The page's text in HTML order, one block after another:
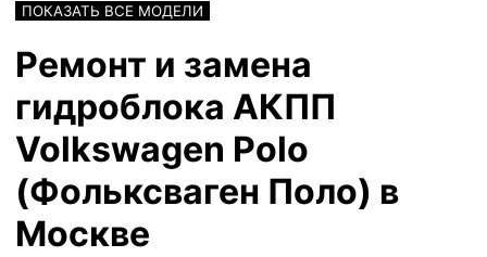
ПОКАЗАТЬ ВСЕ МОДЕЛИ
Ремонт и замена
гидроблока АКПП
Volkswagen Polo
(Фольксваген Поло) в
Москве